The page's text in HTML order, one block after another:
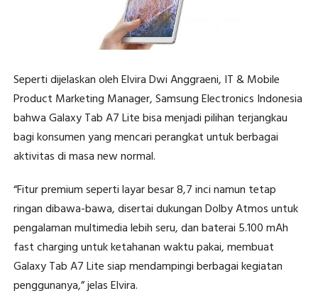
Seperti dijelaskan oleh Elvira Dwi Anggraeni, IT & Mobile
Product Marketing Manager, Samsung Electronics Indonesia
bahwa Galaxy Tab A7 Lite bisa menjadi pilihan terjangkau
bagi konsumen yang mencari perangkat untuk berbagai
aktivitas di masa new normal.
“Fitur premium seperti layar besar 8,7 inci namun tetap
ringan dibawa-bawa, disertai dukungan Dolby Atmos untuk
pengalaman multimedia lebih seru, dan baterai 5.100 mAh
fast charging untuk ketahanan waktu pakai, membuat
Galaxy Tab A7 Lite siap mendampingi berbagai kegiatan
penggunanya,” jelas Elvira.